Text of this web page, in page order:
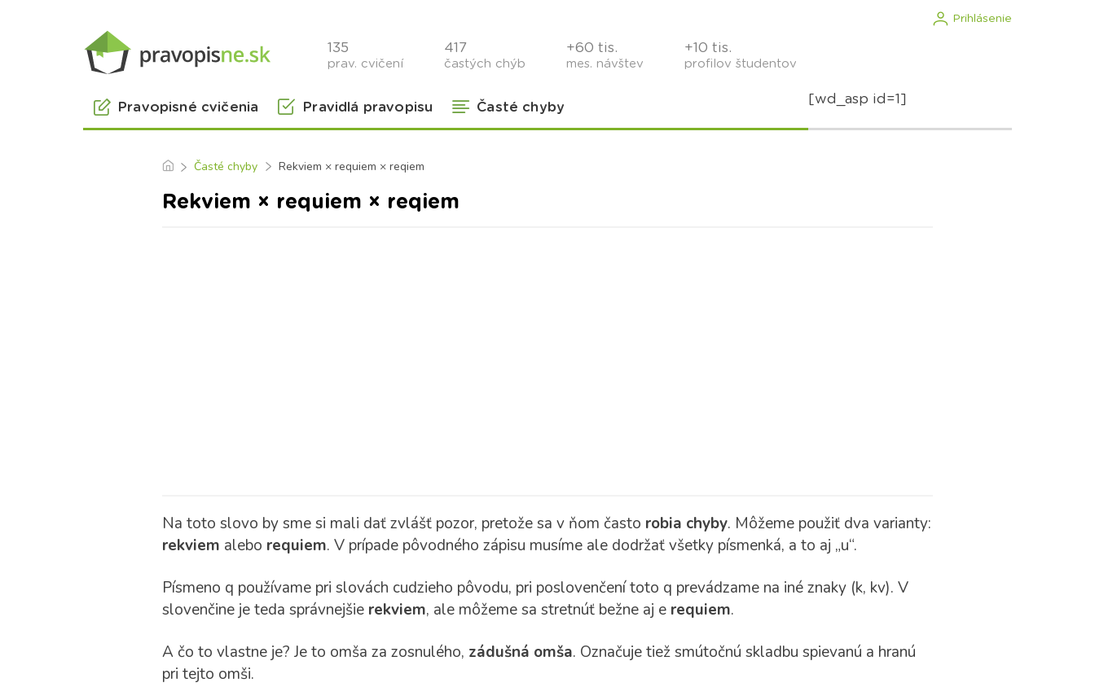
Prihlásenie
135
prav. cvičení
417
častých chýb
+60 tis.
mes. návštev
+10 tis.
profilov študentov
Pravopisné cvičenia Pravidlá pravopisu Časté chyby
[wd_asp id=1]
Časté chyby Rekviem × requiem × reqiem
Rekviem × requiem × reqiem
Na toto slovo by sme si mali dať zvlášť pozor, pretože sa v ňom často robia chyby. Môžeme použiť dva varianty:
rekviem alebo requiem. V prípade pôvodného zápisu musíme ale dodržať všetky písmenká, a to aj „u“.
Písmeno q používame pri slovách cudzieho pôvodu, pri poslovenčení toto q prevádzame na iné znaky (k, kv). V
slovenčine je teda správnejšie rekviem, ale môžeme sa stretnúť bežne aj e requiem.
A čo to vlastne je? Je to omša za zosnulého, zádušná omša. Označuje tiež smútočnú skladbu spievanú a hranú
pri tejto omši.